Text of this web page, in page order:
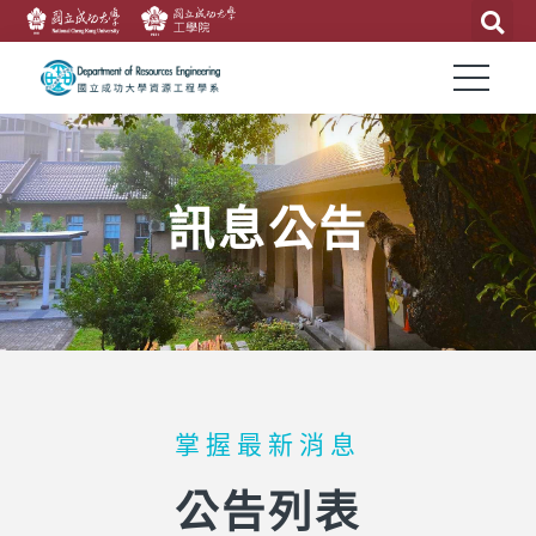
訊息公告
掌握最新消息
公告列表